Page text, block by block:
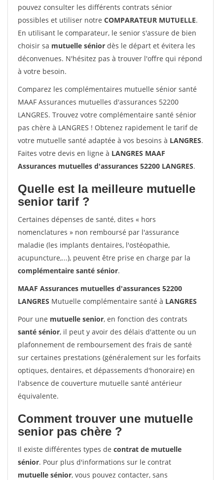
pouvez consulter les différents contrats sénior
possibles et utiliser notre COMPARATEUR MUTUELLE.
En utilisant le comparateur, le senior s'assure de bien
choisir sa mutuelle sénior dès le départ et évitera les
déconvenues. N'hésitez pas à trouver l'offre qui répond
à votre besoin.
Comparez les complémentaires mutuelle sénior santé
MAAF Assurances mutuelles d'assurances 52200
LANGRES. Trouvez votre complémentaire santé sénior
pas chère à LANGRES ! Obtenez rapidement le tarif de
votre mutuelle santé adaptée à vos besoins à LANGRES.
Faites votre devis en ligne à LANGRES MAAF
Assurances mutuelles d'assurances 52200 LANGRES.
Quelle est la meilleure mutuelle
senior tarif ?
Certaines dépenses de santé, dites « hors
nomenclatures » non remboursé par l'assurance
maladie (les implants dentaires, l'ostéopathie,
acupuncture,...), peuvent être prise en charge par la
complémentaire santé sénior.
MAAF Assurances mutuelles d'assurances 52200
LANGRES Mutuelle complémentaire santé à LANGRES
Pour une mutuelle senior, en fonction des contrats
santé sénior, il peut y avoir des délais d'attente ou un
plafonnement de remboursement des frais de santé
sur certaines prestations (généralement sur les forfaits
optiques, dentaires, et dépassements d'honoraire) en
l'absence de couverture mutuelle santé antérieur
équivalente.
Comment trouver une mutuelle
senior pas chère ?
Il existe différentes types de contrat de mutuelle
sénior. Pour plus d'informations sur le contrat
mutuelle sénior, vous pouvez contacter, sans